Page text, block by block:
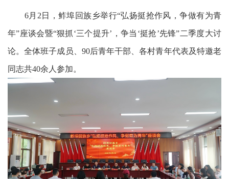
6月2日，鲊埠回族乡举行“弘扬挺抢作风，争做有为青
年”座谈会暨“狠抓‘三个提升’，争当‘挺抢’先锋”二季度大讨
论。全体班子成员、90后青年干部、各村青年代表及特邀老
同志共40余人参加。